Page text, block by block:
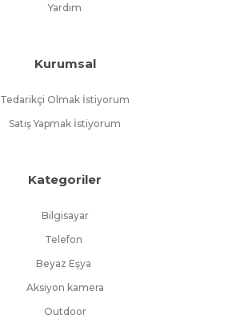
Yardım
Kurumsal
Tedarikçi Olmak İstiyorum
Satış Yapmak İstiyorum
Kategoriler
Bilgisayar
Telefon
Beyaz Eşya
Aksiyon kamera
Outdoor